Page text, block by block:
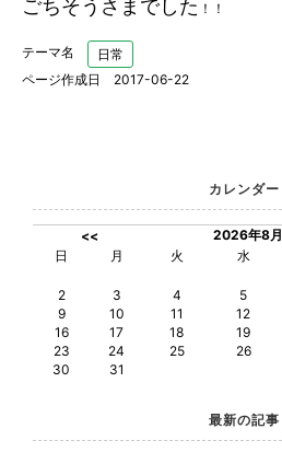
ごちそうさまでした ！！
テーマ名
日常
ページ作成日 2017-06-22
カレンダー
<<
2026年8月
日
月 火 水
2
3 4 5
9
10 11 12
16
17 18 19
23
24 25 26
30
31
最新の記事